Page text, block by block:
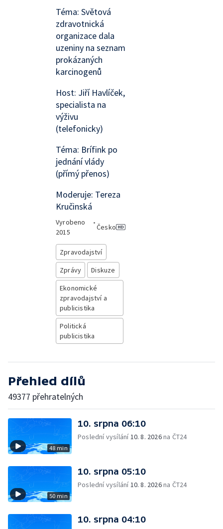
Téma: Světová
zdravotnická
organizace dala
uzeniny na seznam
prokázaných
karcinogenů
Host: Jiří Havlíček,
specialista na
výživu
(telefonicky)
Téma: Brífink po
jednání vlády
(přímý přenos)
Moderuje: Tereza
Kručinská
Vyrobeno
2015
•
Česko
Zpravodajství
Zprávy
Diskuze
Ekonomické
zpravodajství a
publicistika
Politická
publicistika
Přehled dílů
49377 přehratelných
48 min
10. srpna 06:10
Poslední vysílání10. 8. 2026na ČT24
50 min
10. srpna 05:10
Poslední vysílání10. 8. 2026na ČT24
10. srpna 04:10